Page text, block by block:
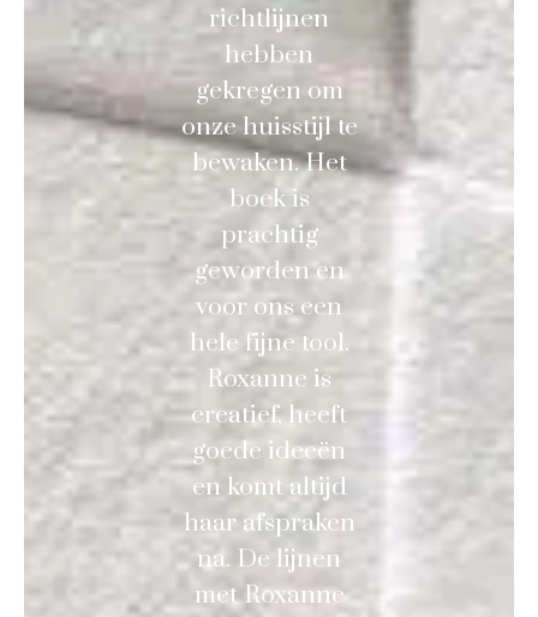
richtlijnen
hebben
gekregen om
onze huisstijl te
bewaken. Het
boek is
prachtig
geworden en
voor ons een
hele fijne tool.
Roxanne is
creatief, heeft
goede ideeën
en komt altijd
haar afspraken
na. De lijnen
met Roxanne